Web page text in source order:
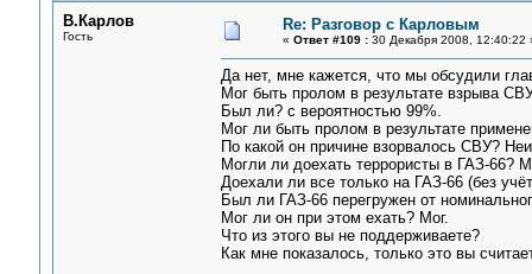
В.Карлов
Гость
Re: Разговор с Карловым
« Ответ #109 :30 Декабря 2008, 12:40:22
Да нет, мне кажется, что мы обсудили
Мог быть пролом в результате взрыва
Был ли? с вероятностью 99%.
Мог ли быть пролом в результате
По какой он причине взорвалось СВУ?
Могли ли доехать террористы в ГАЗ-66?
Доехали ли все только на ГАЗ-66 (без
Был ли ГАЗ-66 перегружен от
Мог ли он при этом ехать? Мог.
Что из этого вы не поддерживаете?
Как мне показалось, только это вы